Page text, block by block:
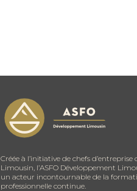
Créée à l’initiative de chefs d’entreprise
Limousin, l’ASFO Développement
un acteur incontournable de la
professionnelle continue.